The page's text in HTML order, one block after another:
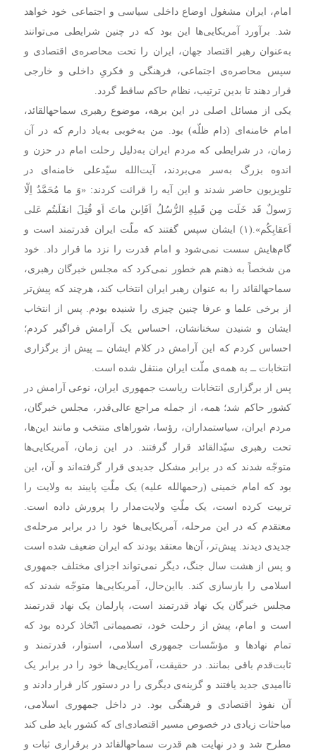
امام، ایران مشغول اوضاع داخلی سیاسی و اجتماعی خود خواهد
شد. برآورد آمریکایی‌ها این بود که در چنین شرایطی می‌توانند
به‌عنوان رهبر اقتصاد جهان، ایران را تحت محاصره‌ی اقتصادی و
سپس محاصره‌ی اجتماعی، فرهنگی و فکریِ داخلی و خارجی
قرار دهند تا بدین ترتیب، نظام حاکم ساقط گردد.
یکی از مسائل اصلی در این برهه، موضوع رهبری سماحهالقائد،
امام خامنه‌ای (دام ظلّه) بود. من به‌خوبی به‌یاد دارم که در آن
زمان، در شرایطی که مردم ایران به‌دلیل رحلت امام در حزن و
اندوه بزرگ به‌سر می‌بردند، آیت‌الله سیّدعلی خامنه‌ای در
تلویزیون حاضر شدند و این آیه را قرائت کردند: «وَ ما مُحَمَّدٌ اِلّا
رَسولٌ قَد خَلَت مِن قَبلِهِ الرُّسُلُ اَفَاِىن ماتَ اَو قُتِلَ انقَلَبتُم عَلی
اَعقابِکُم».(۱) ایشان سپس گفتند که ملّت ایران قدرتمند است و
گام‌هایش سست نمی‌شود و امام قدرت را نزد ما قرار داد. خود
من شخصاً به ذهنم هم خطور نمی‌کرد که مجلس خبرگان رهبری،
سماحهالقائد را به عنوان رهبر ایران انتخاب کند، هر‌چند که پیش‌تر
از برخی علما و عرفا چنین چیزی را شنیده بودم. پس از انتخاب
ایشان و شنیدن سخنانشان، احساس یک آرامش فراگیر کردم؛
احساس کردم که این آرامش در کلام ایشان ــ پیش از برگزاری
انتخابات ــ به همه‌ی ملّت ایران منتقل شده است.
پس از برگزاری انتخابات ریاست جمهوری ایران، نوعی آرامش در
کشور حاکم شد؛ همه، از جمله مراجع عالی‌قدر، مجلس خبرگان،
مردم ایران، سیاستمداران، رؤسا، شوراهای منتخب و مانند این‌ها،
تحت رهبری سیّدالقائد قرار گرفتند. در این زمان، آمریکایی‌ها
متوجّه شدند که در برابر مشکل جدیدی قرار گرفته‌اند و آن، این
بود که امام خمینی (رحمهالله علیه) یک ملّتِ پایبند به ولایت را
تربیت کرده است، یک ملّتِ ولایت‌مدار را پرورش داده است.
معتقدم که در این مرحله، آمریکایی‌ها خود را در برابر مرحله‌ی
جدیدی دیدند. پیش‌تر، آن‌ها معتقد بودند که ایران ضعیف شده است
و پس از هشت سال جنگ، دیگر نمی‌تواند اجزای مختلف جمهوری
اسلامی را بازسازی کند. بااین‌حال، آمریکایی‌ها متوجّه شدند که
مجلس خبرگان یک نهاد قدرتمند است، پارلمان یک نهاد قدرتمند
است و امام، پیش از رحلت خود، تصمیماتی اتّخاذ کرده بود که
تمام نهادها و مؤسّسات جمهوری اسلامی، استوار، قدرتمند و
ثابت‌قدم باقی بمانند. در حقیقت، آمریکایی‌ها خود را در برابر یک
ناامیدی جدید یافتند و گزینه‌ی دیگری را در دستور کار قرار دادند و
آن نفوذ اقتصادی و فرهنگی بود. در داخل جمهوری اسلامی،
مباحثات زیادی در خصوص مسیر اقتصادی‌ای که کشور باید طی کند
مطرح شد و در نهایت هم قدرت سماحهالقائد در برقراری ثبات و